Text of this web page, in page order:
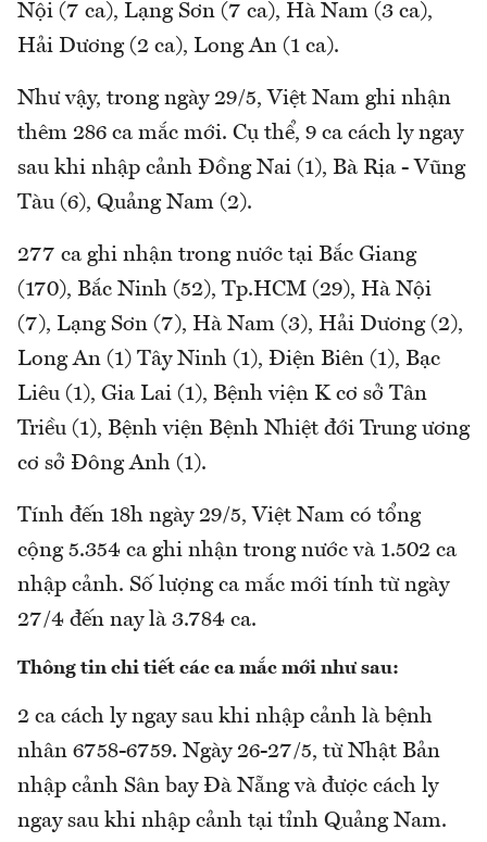
Nội (7 ca), Lạng Sơn (7 ca), Hà Nam (3 ca),
Hải Dương (2 ca), Long An (1 ca).
Như vậy, trong ngày 29/5, Việt Nam ghi nhận
thêm 286 ca mắc mới. Cụ thể, 9 ca cách ly ngay
sau khi nhập cảnh Đồng Nai (1), Bà Rịa - Vũng
Tàu (6), Quảng Nam (2).
277 ca ghi nhận trong nước tại Bắc Giang
(170), Bắc Ninh (52), Tp.HCM (29), Hà Nội
(7), Lạng Sơn (7), Hà Nam (3), Hải Dương (2),
Long An (1) Tây Ninh (1), Điện Biên (1), Bạc
Liêu (1), Gia Lai (1), Bệnh viện K cơ sở Tân
Triều (1), Bệnh viện Bệnh Nhiệt đới Trung ương
cơ sở Đông Anh (1).
Tính đến 18h ngày 29/5, Việt Nam có tổng
cộng 5.354 ca ghi nhận trong nước và 1.502 ca
nhập cảnh. Số lượng ca mắc mới tính từ ngày
27/4 đến nay là 3.784 ca.
Thông tin chi tiết các ca mắc mới như sau:
2 ca cách ly ngay sau khi nhập cảnh là bệnh
nhân 6758-6759. Ngày 26-27/5, từ Nhật Bản
nhập cảnh Sân bay Đà Nẵng và được cách ly
ngay sau khi nhập cảnh tại tỉnh Quảng Nam.